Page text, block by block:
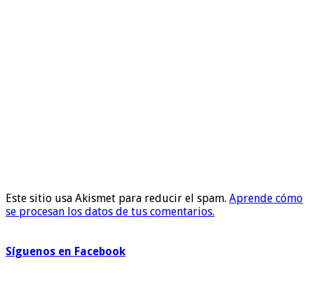
Este sitio usa Akismet para reducir el spam. Aprende cómo
se procesan los datos de tus comentarios.
Síguenos en Facebook